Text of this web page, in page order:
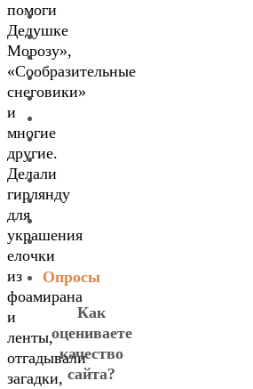
помоги
Дедушке
Морозу»,
«Сообразительные
снеговики»
и
многие
другие.
Делали
гирлянду
для
украшения
елочки
из
фоамирана
и
ленты,
отгадывали
загадки,
Опросы
Как
оцениваете
качество
сайта?